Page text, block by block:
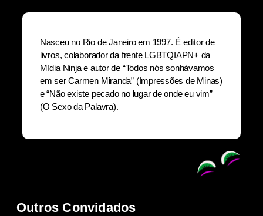
Nasceu no Rio de Janeiro em 1997. É editor de
livros, colaborador da frente LGBTQIAPN+ da
Mídia Ninja e autor de “Todos nós sonhávamos
em ser Carmen Miranda” (Impressões de Minas)
e “Não existe pecado no lugar de onde eu vim”
(O Sexo da Palavra).
Outros Convidados